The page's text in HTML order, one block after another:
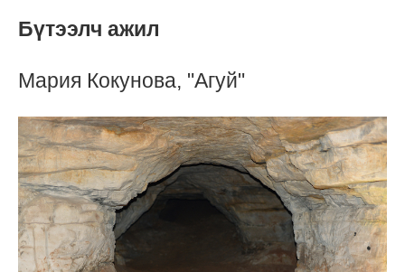
Бүтээлч ажил
Мария Кокунова, "Агуй"